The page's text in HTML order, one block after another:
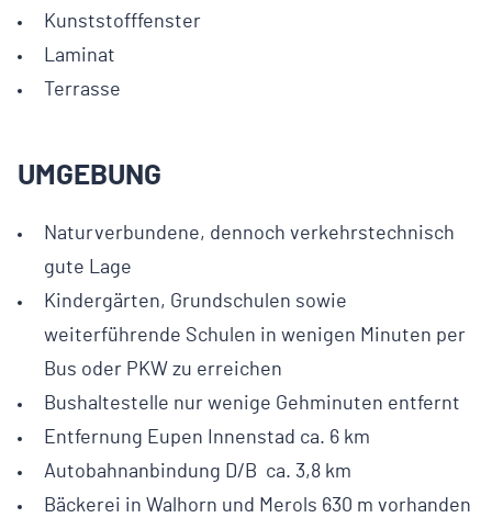
Kunststofffenster
Laminat
Terrasse
UMGEBUNG
Naturverbundene, dennoch verkehrstechnisch
gute Lage
Kindergärten, Grundschulen sowie
weiterführende Schulen in wenigen Minuten per
Bus oder PKW zu erreichen
Bushaltestelle nur wenige Gehminuten entfernt
Entfernung Eupen Innenstad ca. 6 km
Autobahnanbindung D/B ca. 3,8 km
Bäckerei in Walhorn und Merols 630 m vorhanden